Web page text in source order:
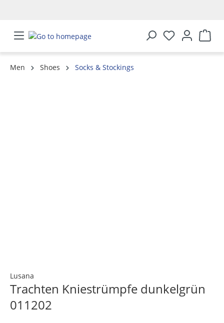
Men Shoes
Socks & Stockings
Lusana
Trachten Kniestrümpfe dunkelgrün
011202